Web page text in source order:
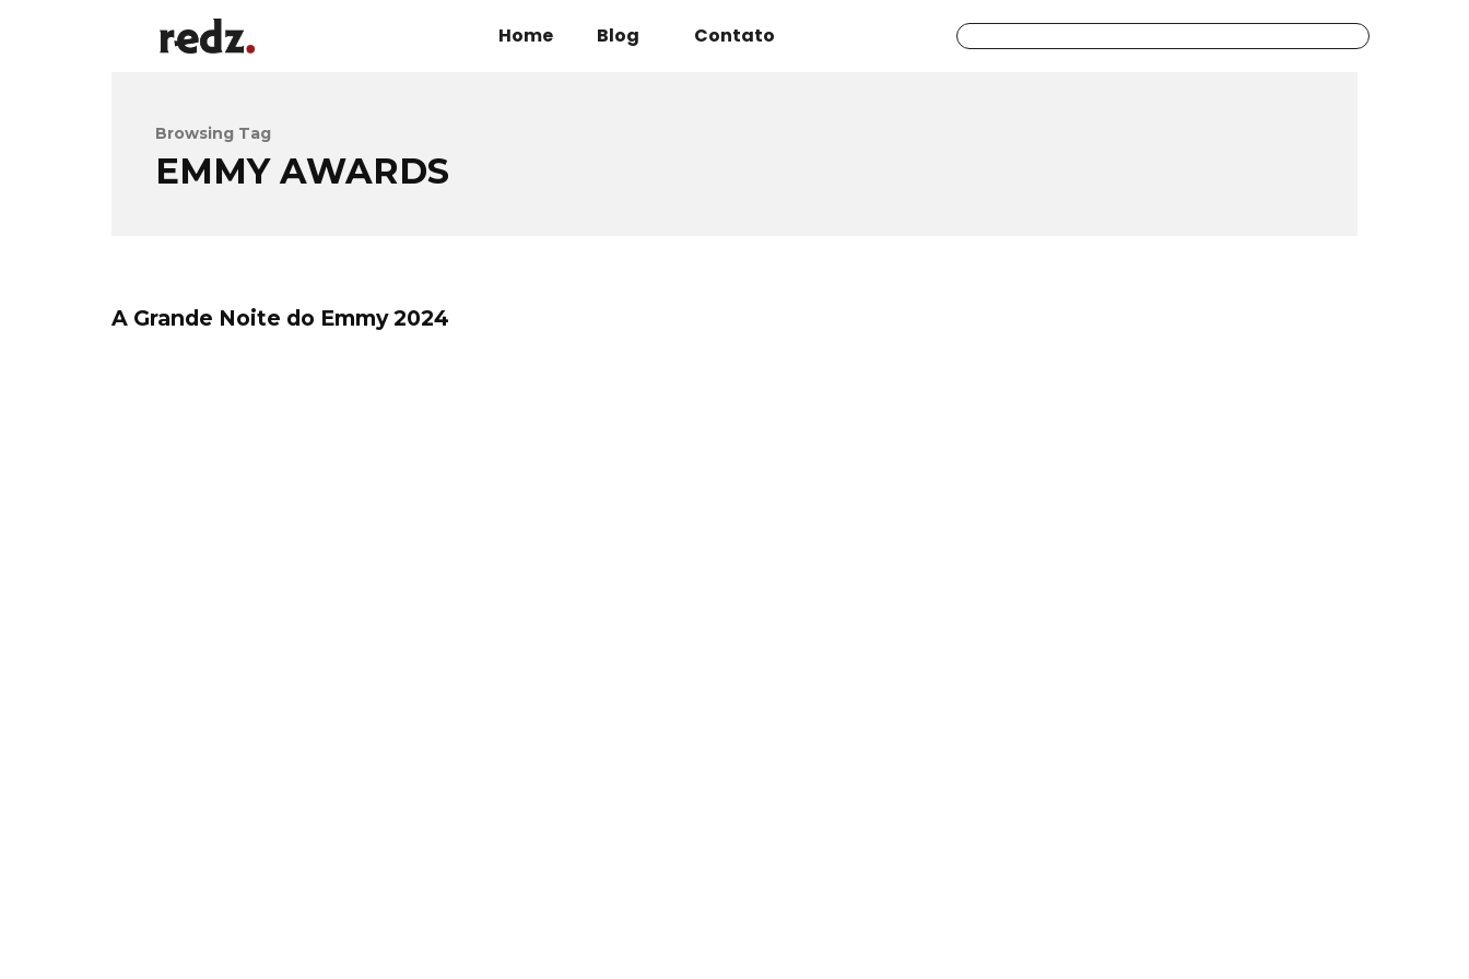
Home Blog Contato
Browsing Tag
EMMY AWARDS
A Grande Noite do Emmy 2024